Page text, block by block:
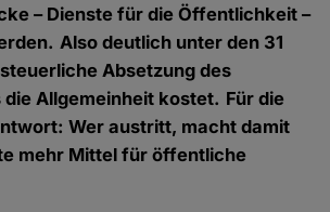
– Dienste für die Öffentlichkeit –
Also deutlich unter den 31
Absetzung des
Allgemeinheit kostet. Für die
Wer austritt, macht damit
mehr Mittel für öffentliche